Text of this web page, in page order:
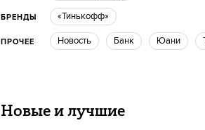
БРЕНДЫ «Тинькофф»
ПРОЧЕЕ Новость Банк Юани
Новые и лучшие